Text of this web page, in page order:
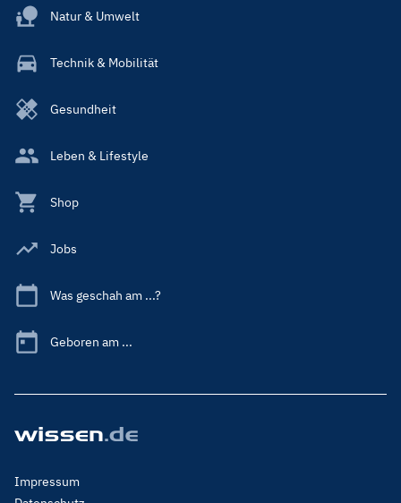
Natur & Umwelt
Technik & Mobilität
Gesundheit
Leben & Lifestyle
Shop
Jobs
Was geschah am ...?
Geboren am ...
Footer
Impressum